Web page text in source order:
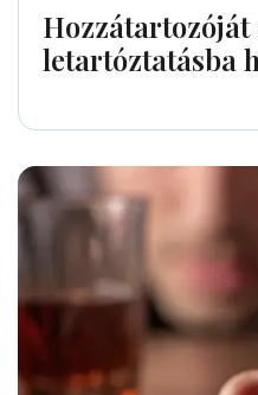
Hozzátartozóját
letartóztatásba